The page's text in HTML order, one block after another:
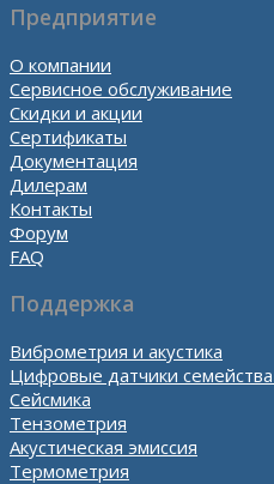
Предприятие
О компании
Сервисное обслуживание
Скидки и акции
Сертификаты
Документация
Дилерам
Контакты
Форум
FAQ
Поддержка
Виброметрия и акустика
Цифровые датчики семейства
Сейсмика
Тензометрия
Акустическая эмиссия
Термометрия